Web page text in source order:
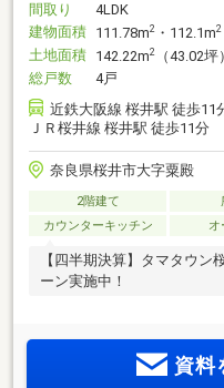
間取り
4LDK
建物面積 111.78m2 ・112.1m2
土地面積 142.22m2
（43.02坪）
総戸数
4戸
近鉄大阪線 桜井駅 徒歩11
ＪＲ桜井線 桜井駅 徒歩11分
奈良県桜井市大字粟殿
2階建て
カウンターキッチン
オ
【四半期決算】タマタウン
ーン実施中！
資料